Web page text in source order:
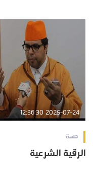
2025-07-24 12:36:30
صحة
الرقية الشرعية